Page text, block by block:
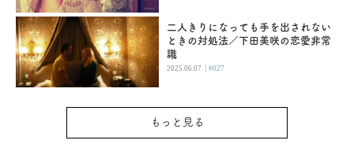
二人きりになっても手を出されない
ときの対処法／下田美咲の恋愛非常
識
2025.06.07 |#027
もっと見る